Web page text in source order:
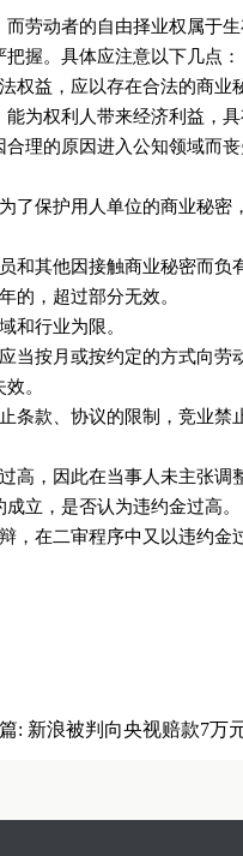
劳动者的自由择业权属于
握。具体应注意以下几点：
权益，应以存在合法的商业
为权利人带来经济利益，
理的原因进入公知领域而
了保护用人单位的商业秘密
其他因接触商业秘密而负
的，超过部分无效。
和行业为限。
按月或按约定的方式向劳
。
款、协议的限制，竞业禁
高，因此在当事人未主张调
立，是否认为违约金过高。
，在二审程序中又以违约金
: 新浪被判向央视赔款7万